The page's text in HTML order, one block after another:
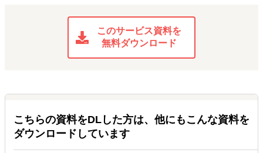
このサービス資料を
無料ダウンロード
こちらの資料をDLした方は、他にもこんな資料を
ダウンロードしています